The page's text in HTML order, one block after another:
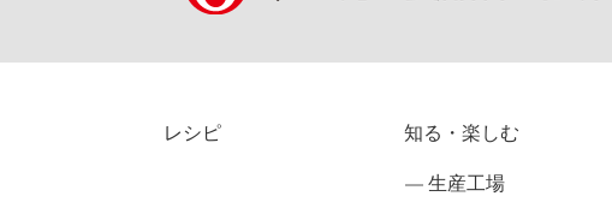
レシピ 知る・楽しむ
生産工場